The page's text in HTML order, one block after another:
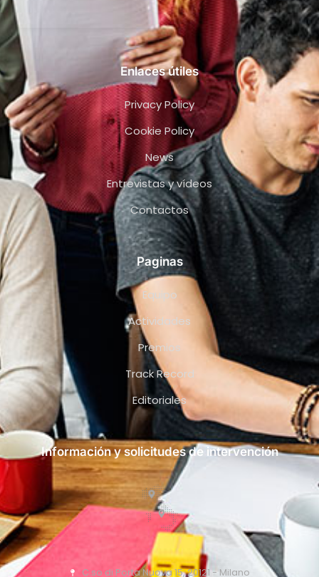
Enlaces útiles
Privacy Policy
Cookie Policy
News
Entrevistas y vídeos
Contactos
Paginas
Equipo
Actividades
Premios
Track Record
Editoriales
Información y solicitudes de intervención
C.so di Porta Nuova 15, 20121 - Milano